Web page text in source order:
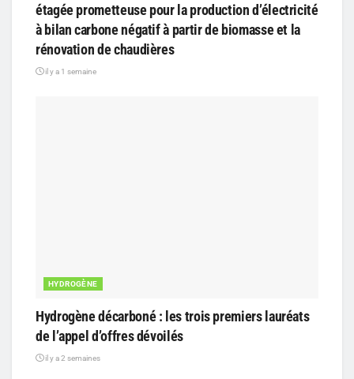
étagée prometteuse pour la production d’électricité
à bilan carbone négatif à partir de biomasse et la
rénovation de chaudières
il y a 1 semaine
HYDROGÈNE
Hydrogène décarboné : les trois premiers lauréats
de l’appel d’offres dévoilés
il y a 2 semaines